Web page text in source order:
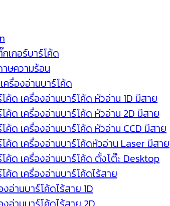
เกอร์บาร์โค้ด
าษความร้อน
ครื่องอ่านบาร์โค้ด
ค้ด เครื่องอ่านบาร์โค้ด หัวอ่าน 1D มีสาย
ค้ด เครื่องอ่านบาร์โค้ด หัวอ่าน 2D มีสาย
ค้ด เครื่องอ่านบาร์โค้ด หัวอ่าน CCD มีสาย
ค้ด เครื่องอ่านบาร์โค้ดหัวอ่าน Laser มีสาย
ค้ด เครื่องอ่านบาร์โค้ด ตั้งโต๊ะ Desktop
ค้ด เครื่องอ่านบาร์โค้ดไร้สาย
งอ่านบาร์โค้ดไร้สาย 1D